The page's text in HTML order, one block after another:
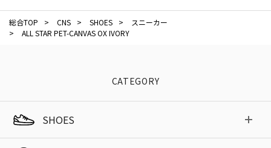
総合TOP > CNS > SHOES >
スニーカー
>
ALL STAR PET-CANVAS OX IVORY
CATEGORY
SHOES